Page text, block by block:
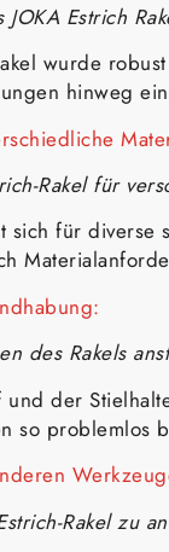
JOKA Estrich
wurde
hinweg
Rakel für
sich für
des Rakels
der
so problemlos
Rakel zu